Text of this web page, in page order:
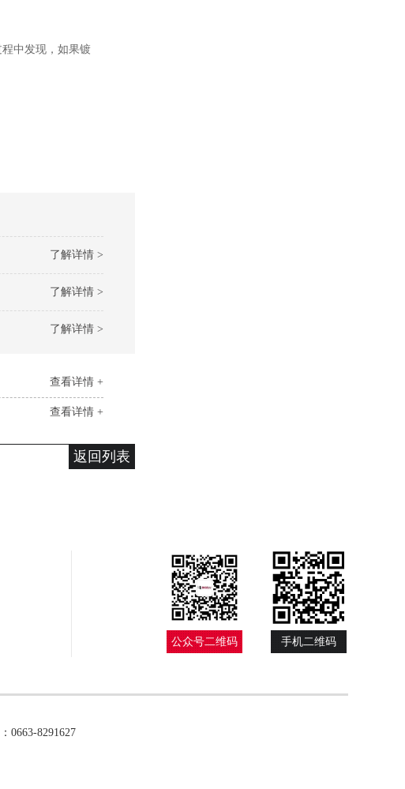
中发现，如果镀
了解详情 >
了解详情 >
了解详情 >
查看详情 +
查看详情 +
返回列表
公众号二维码 手机二维码
8291627